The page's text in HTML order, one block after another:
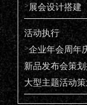
>展会设计搭建
活动执行
>企业年会周年
新品发布会策
大型主题活动